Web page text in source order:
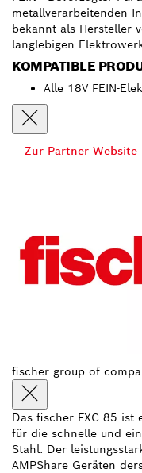
metallverarbeitenden
bekannt als Hersteller
langlebigen
KOMPATIBLE
Alle 18V FEIN-
Zur Partner Website
fischer group of
Das fischer FXC 85 ist
für die schnelle und
Stahl. Der
AMPShare Geräten